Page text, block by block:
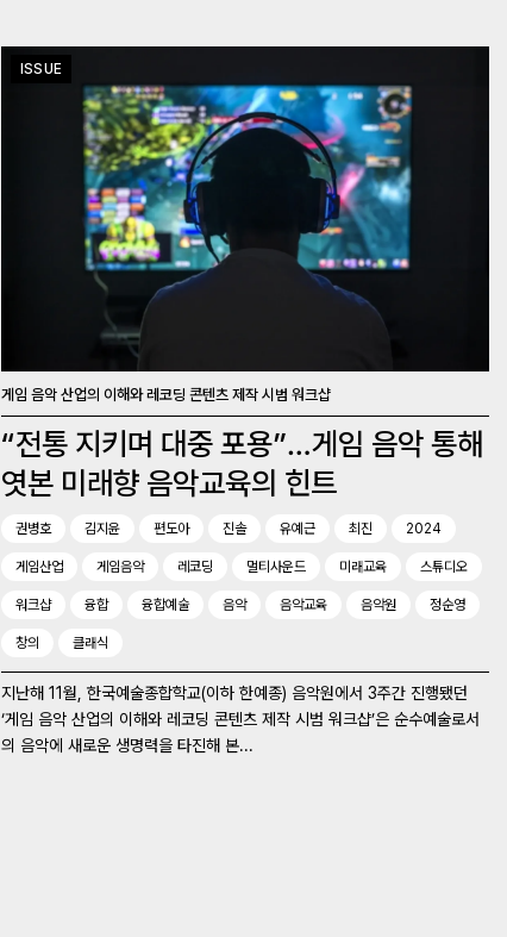
ISSUE
게임 음악 산업의 이해와 레코딩 콘텐츠 제작 시범 워크샵
“전통 지키며 대중 포용”…게임 음악 통해
엿본 미래향 음악교육의 힌트
권병호 김지윤 편도아 진솔 유예근 최진 2024
게임산업 게임음악 레코딩 멀티사운드 미래교육 스튜디오
워크샵 융합 융합예술 음악 음악교육 음악원 정순영
창의 클래식
지난해 11월, 한국예술종합학교(이하 한예종) 음악원에서 3주간 진행됐던
‘게임 음악 산업의 이해와 레코딩 콘텐츠 제작 시범 워크샵’은 순수예술로서
의 음악에 새로운 생명력을 타진해 본...